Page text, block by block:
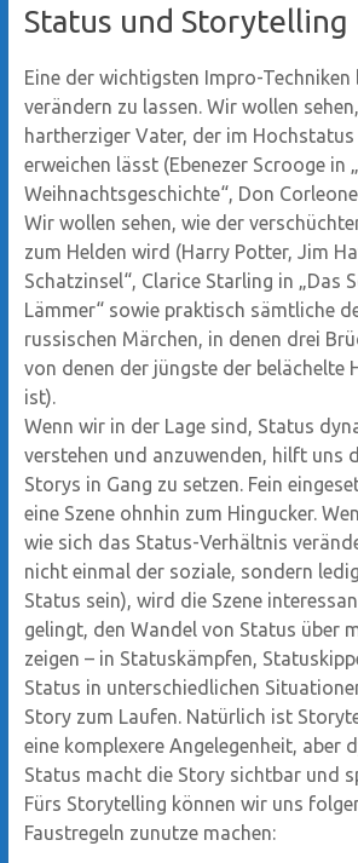
Status und Storytelling
Eine der wichtigsten Impro-
verändern zu lassen. Wir wollen
hartherziger Vater, der im
erweichen lässt (Ebenezer Scrooge in
Weihnachtsgeschichte“, Don Corleone
Wir wollen sehen, wie der
zum Helden wird (Harry Potter, Jim
Schatzinsel“, Clarice Starling in „Das
Lämmer“ sowie praktisch sämtliche
russischen Märchen, in denen drei
von denen der jüngste der belächelte
ist).
Wenn wir in der Lage sind, Status
verstehen und anzuwenden, hilft uns
Storys in Gang zu setzen. Fein
eine Szene ohnhin zum Hingucker.
wie sich das Status-Verhältnis
nicht einmal der soziale, sondern
Status sein), wird die Szene
gelingt, den Wandel von Status über
zeigen – in Statuskämpfen,
Status in unterschiedlichen
Story zum Laufen. Natürlich ist
eine komplexere Angelegenheit, aber
Status macht die Story sichtbar und
Fürs Storytelling können wir uns
Faustregeln zunutze machen: